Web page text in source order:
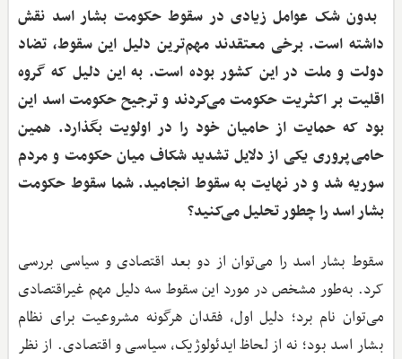
‌ بدون شک عوامل زیادی در سقوط حکومت بشار اسد نقش
داشته است. برخی معتقدند مهم‌ترین دلیل این سقوط، تضاد
دولت و ملت در این کشور بوده است. به این دلیل که گروه
اقلیت بر اکثریت حکومت می‌کردند و ترجیح حکومت اسد این
بود که حمایت از حامیان خود را در اولویت بگذارد. همین
حامی‌پروری یکی از دلایل تشدید شکاف میان حکومت و مردم
سوریه شد و در نهایت به سقوط انجامید. شما سقوط حکومت
بشار اسد را چطور تحلیل می‌کنید؟
سقوط بشار اسد را می‌توان از دو بعد اقتصادی و سیاسی بررسی
کرد. به‌طور مشخص در مورد این سقوط سه دلیل مهم غیراقتصادی
می‌توان نام برد؛ دلیل اول، فقدان هرگونه مشروعیت برای نظام
بشار اسد بود؛ نه از لحاظ ایدئولوژیک، سیاسی و اقتصادی. از نظر